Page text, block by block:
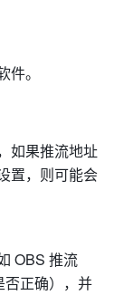
。
如果推流地址
置，则可能会
OBS 推流
否正确），并